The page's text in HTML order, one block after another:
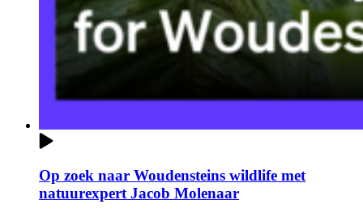
Op zoek naar Woudensteins wildlife met
natuurexpert Jacob Molenaar